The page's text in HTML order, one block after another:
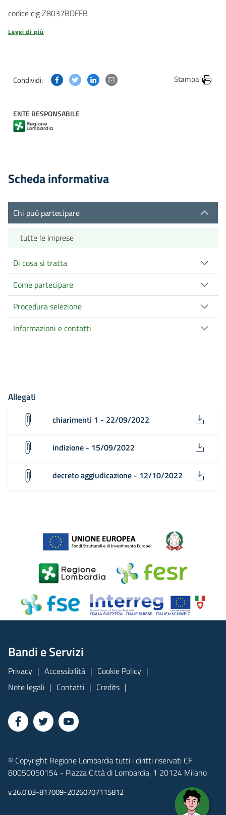
codice cig Z8037BDFFB
Leggi di più
Condividi: Condividi questa pagina su Facebook
Condividi questa pagina su Twitter
Condividi questa pagina su Linkedin
Condividi questa pagina via
Stampa
ENTE RESPONSABILE
Scheda informativa
Chi può partecipare
tutte le imprese
Di cosa si tratta
Come partecipare
Procedura selezione
Informazioni e contatti
Allegati
chiarimenti 1 - 22/09/2022
indizione - 15/09/2022
decreto aggiudicazione - 12/10/2022
Bandi e Servizi
Privacy Accessibilità
Cookie Policy
Note legali
Contatti Credits
© Copyright Regione Lombardia tutti i diritti riservati CF
80050050154 - Piazza Città di Lombardia, 1 20124 Milano
v.26.0.03-817009-20260707115812